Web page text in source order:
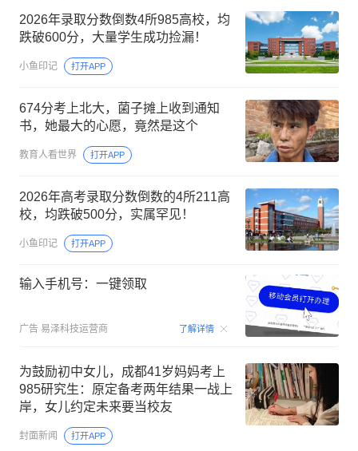
2026年录取分数倒数4所985高校，均
跌破600分，大量学生成功捡漏！
小鱼印记 打开APP
674分考上北大，菌子摊上收到通知
书，她最大的心愿，竟然是这个
教育人看世界 打开APP
2026年高考录取分数倒数的4所211高
校，均跌破500分，实属罕见！
小鱼印记 打开APP
输入手机号：一键领取
广告 易泽科技运营商 了解详情 00:15
为鼓励初中女儿，成都41岁妈妈考上
985研究生：原定备考两年结果一战上
岸，女儿约定未来要当校友
封面新闻 打开APP